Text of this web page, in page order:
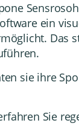
ein
sie ihre
Sie